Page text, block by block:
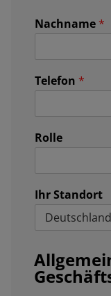
Nachname *
Telefon *
Rolle
Ihr Standort